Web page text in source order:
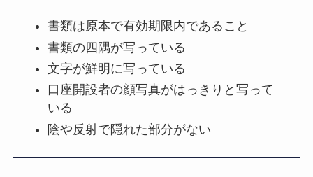
書類は原本で有効期限内であること
書類の四隅が写っている
文字が鮮明に写っている
口座開設者の顔写真がはっきりと写って
いる
陰や反射で隠れた部分がない